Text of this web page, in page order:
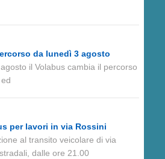
da lunedì 3 agosto
il Volabus cambia il percorso
per lavori in via Rossini
al transito veicolare di via
dalle ore 21.00